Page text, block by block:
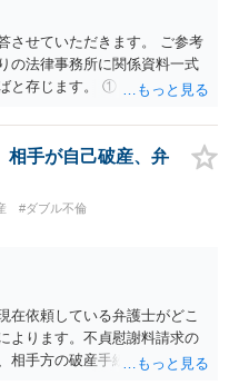
と思いますので、ご注意く
既に破綻していたことや、
たと主張することもあります
身の場合にそれらの主張が
問③ 違約金を５０万円とす
という基準はありません。
項自体が無効になり得ます
公序良俗に反するほど高額
、妥当かどうかというより
準でお考えいただくといい
かは、相手も納得できるか
④ ご記載の内容からは判断
ないで合意することはリス
は、清算条項を記載するべき
質問に対する回答は以上で
別として、お近くの弁護士に
アドバイス等を求めることを
させていただきます。 ご参考
の法律事務所に関係資料一式
と存じます。 ① このLINEの
００万円の貸付に至るまでの
まえて、関係を清算するため
ると考えます。 ② 「今後一
うLINEや誓約書は、裁判上
り取りや誓約書の具体的内容
が、一定の証拠価値はある
ら100万円を貸付扱いに変更
１００万円は不当利得（受け
た）として返還請求されてい
はないかと存じます。 ④ 私
い借金が既に約100万あり。
、一括で220万円を支払う事は
相手が自己破産、弁
#ダブル不倫
在依頼している弁護士がどこ
よります。不貞慰謝料請求の
相手方の破産手続への対応、